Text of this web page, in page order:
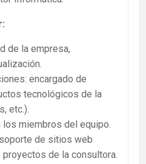
de la empresa,
encargado de
tecnológicos de la
etc.).
miembros del equipo.
de sitios web
de la consultora.